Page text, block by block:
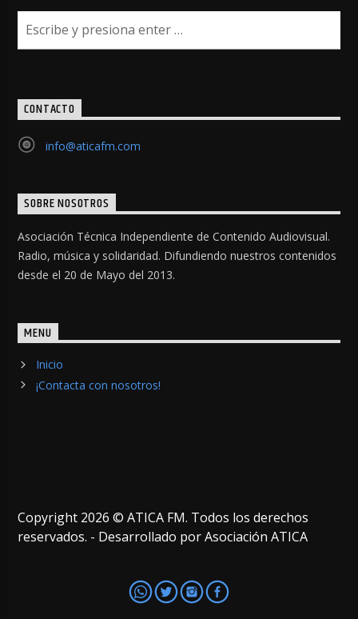
CONTACTO
info@aticafm.com
SOBRE NOSOTROS
Asociación Técnica Independiente de Contenido Audiovisual.
Radio, música y solidaridad. Difundiendo nuestros contenidos
desde el 20 de Mayo del 2013.
MENU
Inicio
¡Contacta con nosotros!
Copyright 2026 © ATICA FM. Todos los derechos
reservados. - Desarrollado por Asociación ATICA